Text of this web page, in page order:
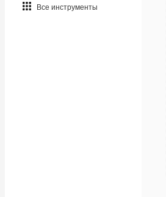
Все инструменты